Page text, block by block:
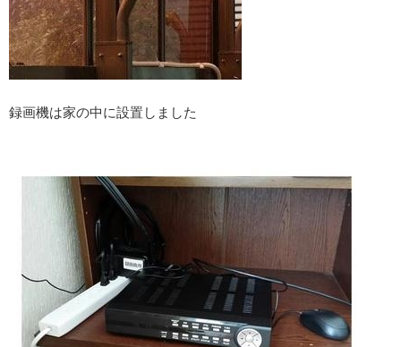
録画機は家の中に設置しました